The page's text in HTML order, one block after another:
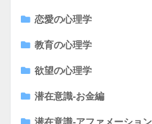
恋愛の心理学
教育の心理学
欲望の心理学
潜在意識-お金編